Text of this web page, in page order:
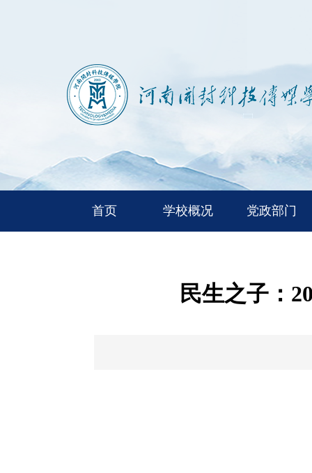
首页 学校概况 党政部门
民生之子：